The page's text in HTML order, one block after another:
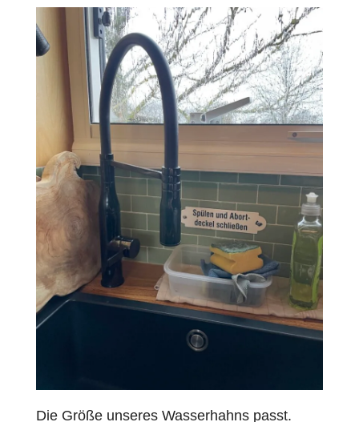
Die Größe unseres Wasserhahns passt.